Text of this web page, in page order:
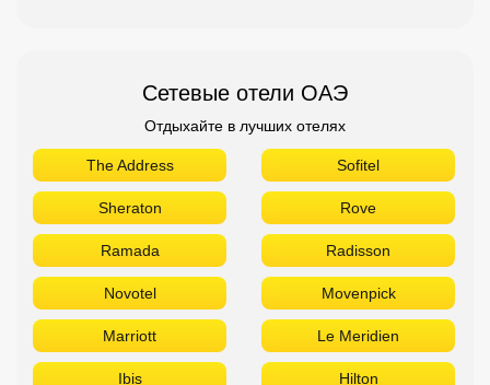
Сетевые отели ОАЭ
Отдыхайте в лучших отелях
The Address Sofitel
Sheraton Rove
Ramada Radisson
Novotel Movenpick
Marriott Le Meridien
Ibis Hilton